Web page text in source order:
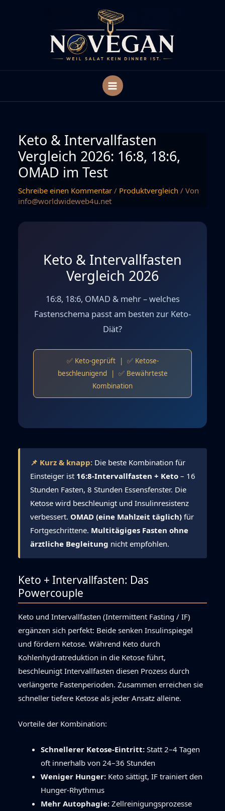
Keto & Intervallfasten
Vergleich 2026: 16:8, 18:6,
OMAD im Test
Schreibe einen Kommentar / Produktvergleich / Von
info@worldwideweb4u.net
Keto & Intervallfasten
Vergleich 2026
16:8, 18:6, OMAD & mehr – welches
Fastenschema passt am besten zur Keto-
Diät?
✅ Keto-geprüft | ✅ Ketose-
beschleunigend | ✅ Bewährteste
Kombination
📌 Kurz & knapp: Die beste Kombination für
Einsteiger ist 16:8-Intervallfasten + Keto – 16
Stunden Fasten, 8 Stunden Essensfenster. Die
Ketose wird beschleunigt und Insulinresistenz
verbessert. OMAD (eine Mahlzeit täglich) für
Fortgeschrittene. Multitägiges Fasten ohne
ärztliche Begleitung nicht empfohlen.
Keto + Intervallfasten: Das
Powercouple
Keto und Intervallfasten (Intermittent Fasting / IF)
ergänzen sich perfekt: Beide senken Insulinspiegel
und fördern Ketose. Während Keto durch
Kohlenhydratreduktion in die Ketose führt,
beschleunigt Intervallfasten diesen Prozess durch
verlängerte Fastenperioden. Zusammen erreichen sie
schneller tiefere Ketose als jeder Ansatz alleine.
Vorteile der Kombination:
Schnellerer Ketose-Eintritt: Statt 2–4 Tagen
oft innerhalb von 24–36 Stunden
Weniger Hunger: Keto sättigt, IF trainiert den
Hunger-Rhythmus
Mehr Autophagie: Zellreinigungsprozesse